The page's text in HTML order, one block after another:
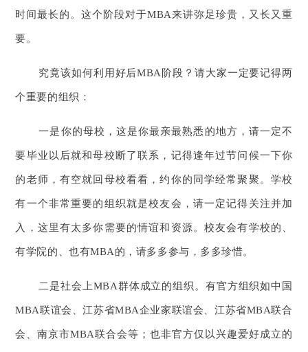
时间最长的。这个阶段对于MBA来讲弥足珍贵，又长又重
要。
究竟该如何利用好后MBA阶段？请大家一定要记得两
个重要的组织：
一是你的母校，这是你最亲最熟悉的地方，请一定不
要毕业以后就和母校断了联系，记得逢年过节问候一下你
的老师，有空就回母校看看，约你的同学经常聚聚。学校
有一个非常重要的组织就是校友会，请一定记得关注并加
入，这里有太多你需要的情谊和资源。校友会有学校的、
有学院的、也有MBA的，请多多参与，多多珍惜。
二是社会上MBA群体成立的组织。有官方组织如中国
MBA联谊会、江苏省MBA企业家联谊会、江苏省MBA联合
会、南京市MBA联合会等；也非官方仅以兴趣爱好成立的